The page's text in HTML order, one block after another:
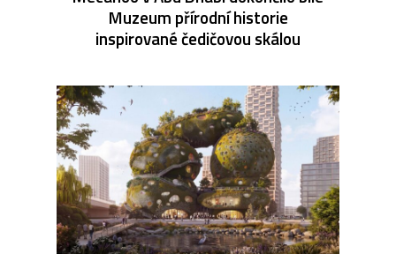
Muzeum přírodní historie
inspirované čedičovou skálou